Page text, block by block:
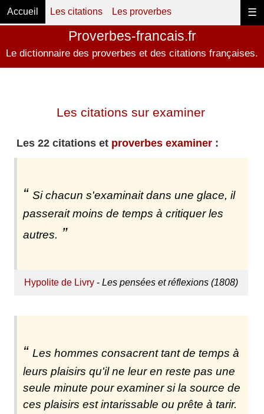
☰
Accueil Les citations Les proverbes
Proverbes-francais.fr
Le dictionnaire des proverbes et des citations françaises.
Les citations sur examiner
Les 22 citations et proverbes examiner:
Si chacun s'examinait dans une glace, il
passerait moins de temps à critiquer les
autres.
Hypolite de Livry- Les pensées et réflexions (1808)
Les hommes consacrent tant de temps à
leurs plaisirs qu'il ne leur en reste pas une
seule minute pour examiner si la source de
ces plaisirs est intarissable ou prête à tarir.